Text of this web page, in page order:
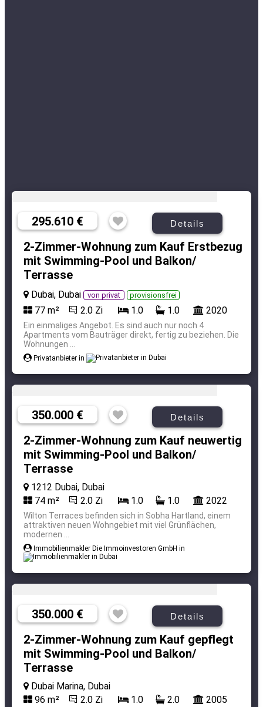
295.610 € Details
2-Zimmer-Wohnung zum Kauf Erstbezug
mit Swimming-Pool und Balkon/
Terrasse
Dubai, Dubai von privat provisionsfrei
77 m² 2.0 Zi 1.0 1.0 2020
Ein einmaliges Angeb­ot. Es sind auch nur noch 4
Apartments vom Bauträger direkt, fertig zu beziehen. Die
Wohnungen ...
Privatanbieter in
350.000 € Details
2-Zimmer-Wohnung zum Kauf neuwertig
mit Swimming-Pool und Balkon/
Terrasse
1212 Dubai, Dubai
74 m²
2.0 Zi 1.0 1.0 2022
Wilton Terraces befinden sich in Sobha Hartland, einem
attraktiven neuen Wohngebiet mit viel Grünflächen,
modernen ...
Immobilienmakler Die Immoinvestoren GmbH in
350.000 € Details
2-Zimmer-Wohnung zum Kauf gepflegt
mit Swimming-Pool und Balkon/
Terrasse
Dubai Marina, Dubai
96 m²
2.0 Zi 1.0 2.0 2005